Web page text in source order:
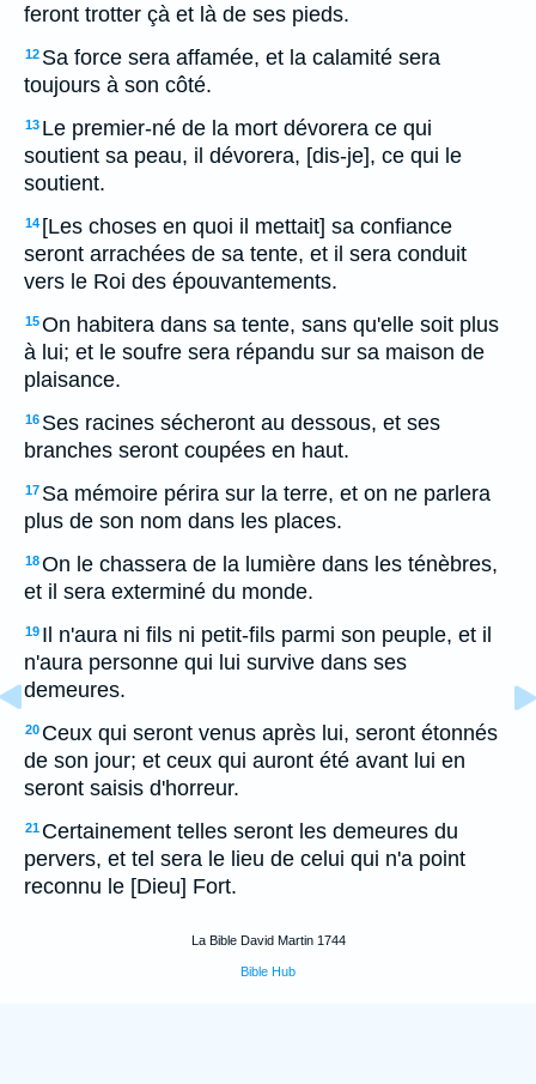
feront trotter çà et là de ses pieds.
12 Sa force sera affamée, et la calamité sera
toujours à son côté.
13 Le premier-né de la mort dévorera ce qui
soutient sa peau, il dévorera, [dis-je], ce qui le
soutient.
14 [Les choses en quoi il mettait] sa confiance
seront arrachées de sa tente, et il sera conduit
vers le Roi des épouvantements.
15On habitera dans sa tente, sans qu'elle soit plus
à lui; et le soufre sera répandu sur sa maison de
plaisance.
16 Ses racines sécheront au dessous, et ses
branches seront coupées en haut.
17 Sa mémoire périra sur la terre, et on ne parlera
plus de son nom dans les places.
18On le chassera de la lumière dans les ténèbres,
et il sera exterminé du monde.
19 Il n'aura ni fils ni petit-fils parmi son peuple, et il
n'aura personne qui lui survive dans ses
demeures.
20 Ceux qui seront venus après lui, seront étonnés
de son jour; et ceux qui auront été avant lui en
seront saisis d'horreur.
21 Certainement telles seront les demeures du
pervers, et tel sera le lieu de celui qui n'a point
reconnu le [Dieu] Fort.
La Bible David Martin 1744
Bible Hub